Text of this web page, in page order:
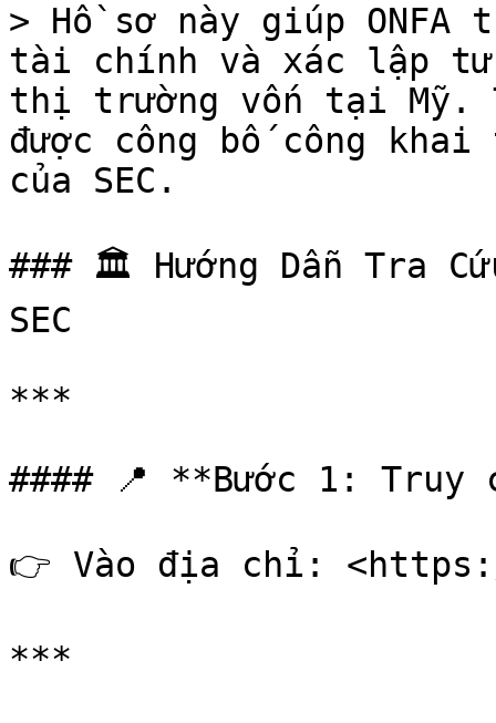
> Hồ sơ này giúp ONFA
tài chính và xác lập
thị trường vốn tại Mỹ.
được công bố công khai
của SEC.
### 🏛️ Hướng Dẫn Tra
SEC
***
#### 📍 **Bước 1: Truy
👉 Vào địa chỉ:
***